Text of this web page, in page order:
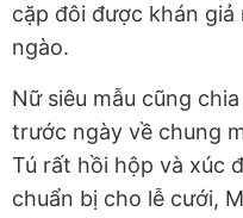
cặp đôi được khán
ngào.
Nữ siêu mẫu cũng
trước ngày về chung
Tú rất hồi hộp và xúc
chuẩn bị cho lễ cưới,